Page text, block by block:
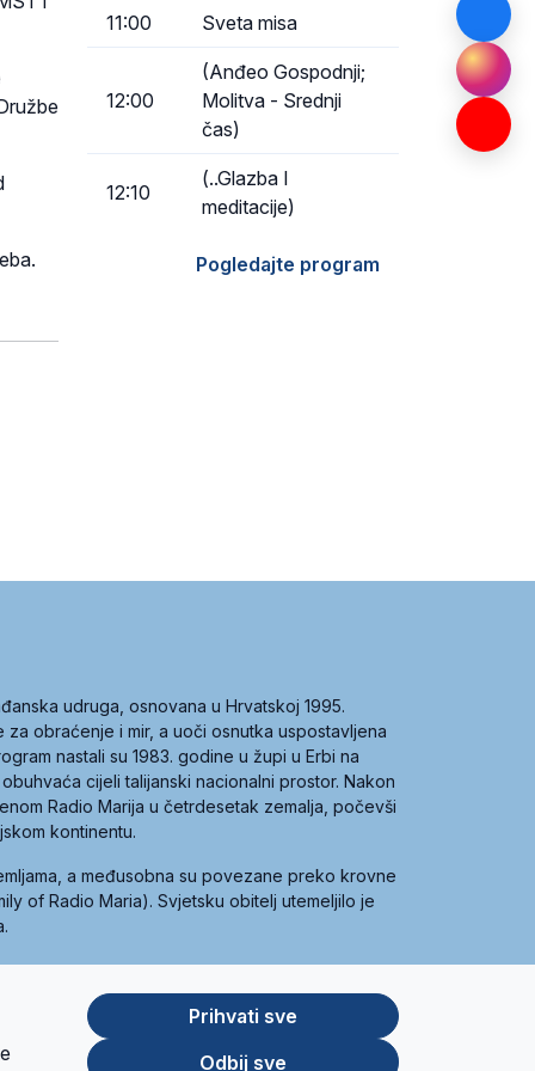
11:00 Sveta misa
12:00
(Anđeo Gospodnji;
Molitva - Srednji
čas)
12:10
(..Glazba I
meditacije)
Pogledajte program
udruga, osnovana u Hrvatskoj 1995.
obraćenje i mir, a uoči osnutka uspostavljena
nastali su 1983. godine u župi u Erbi na
cijeli talijanski nacionalni prostor. Nakon
Radio Marija u četrdesetak zemalja, počevši
kontinentu.
a međusobna su povezane preko krovne
of Radio Maria). Svjetsku obitelj utemeljilo je
Prihvati sve
Odbij sve